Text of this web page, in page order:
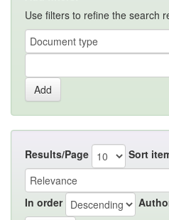
Use filters to refine the search
Results/Page Sort
In order